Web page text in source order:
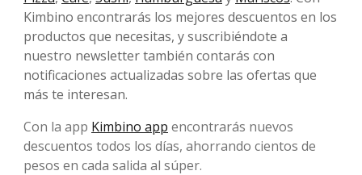
Kimbino encontrarás los mejores descuentos en los
productos que necesitas, y suscribiéndote a
nuestro newsletter también contarás con
notificaciones actualizadas sobre las ofertas que
más te interesan.
Con la app Kimbino app encontrarás nuevos
descuentos todos los días, ahorrando cientos de
pesos en cada salida al súper.